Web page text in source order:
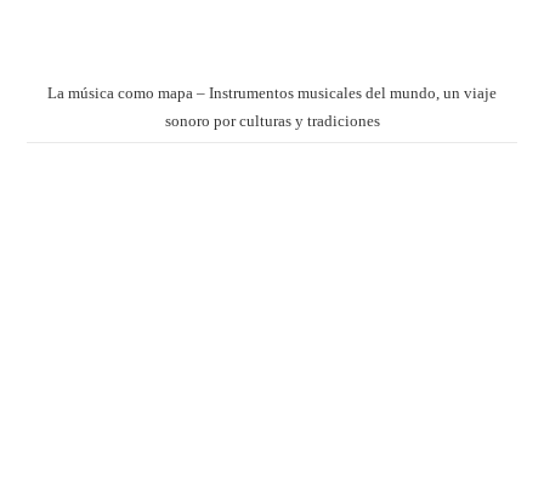
La música como mapa – Instrumentos musicales del mundo, un viaje
sonoro por culturas y tradiciones